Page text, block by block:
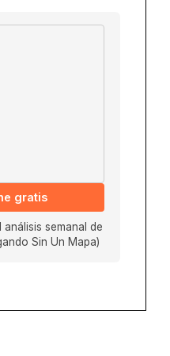
gratis
semanal de
Sin Un Mapa)